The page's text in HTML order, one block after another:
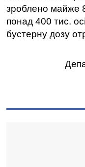
зроблено майже
понад 400 тис.
бустерну дозу